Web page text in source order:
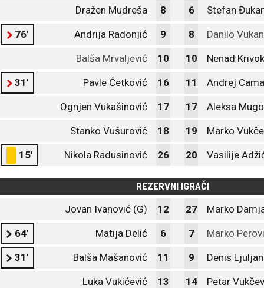
Dražen Mudreša 8 6 Stefan
76' Andrija Radonjić 9 8 Danilo
Balša Mrvaljević 10 10 Nenad
31' Pavle Ćetković 16 11 Andrej
Ognjen Vukašinović 17 17 Aleksa
Stanko Vušurović 18 19 Marko
15' Nikola Radusinović 26 20 Vasilije
REZERVNI IGRAČI
Jovan Ivanović (G)
12 27 Marko
64' Matija Delić 6 7 Marko
31' Balša Mašanović 11 9 Denis
Luka Vukićević 13 14 Petar